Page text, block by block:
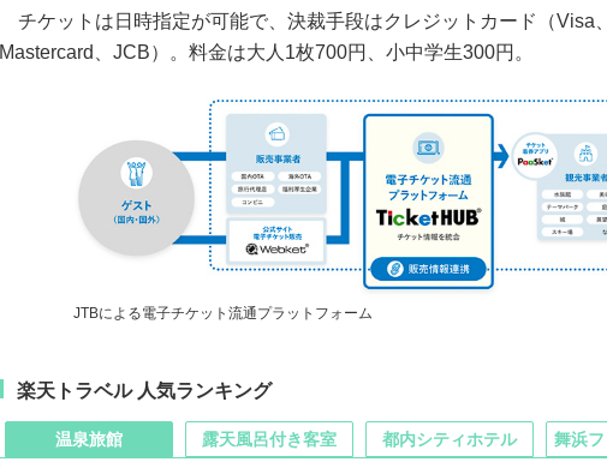
チケットは日時指定が可能で、決裁手段はクレジットカード（Visa、
Mastercard、JCB）。料金は大人1枚700円、小中学生300円。
JTBによる電子チケット流通プラットフォーム
楽天トラベル 人気ランキング
温泉旅館 露天風呂付き客室 都内シティホテル 舞浜